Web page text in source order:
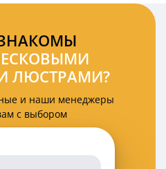
ЛЮСТРАМИ?
и наши менеджеры
с выбором